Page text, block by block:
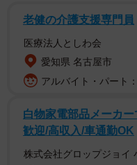
老健の介護支援専門員
医療法人としわ会
愛知県 名古屋市
アルバイト・パート
白物家電部品メーカ
歓迎/高収入/車通勤OK
株式会社グロップジョイ